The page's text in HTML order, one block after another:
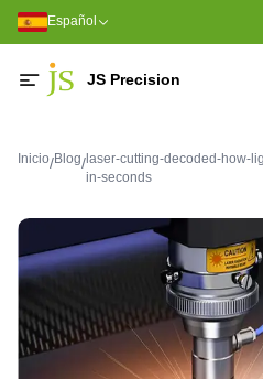
Español
JS Precision
Inicio/Blog/ laser-cutting-decoded-how-
in-seconds